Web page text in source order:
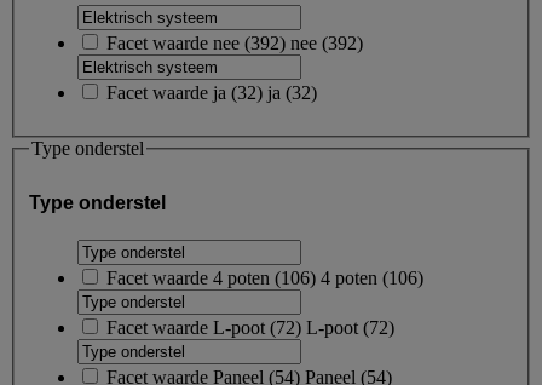
Facet waarde nee (392) nee (392)
Facet waarde ja (32) ja (32)
Type onderstel
Type onderstel
Facet waarde 4 poten (106) 4 poten (106)
Facet waarde L-poot (72) L-poot (72)
Facet waarde Paneel (54) Paneel (54)